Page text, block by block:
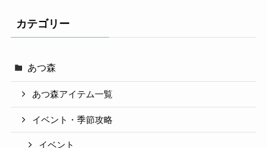
カテゴリー
あつ森
あつ森アイテム一覧
イベント・季節攻略
イベント